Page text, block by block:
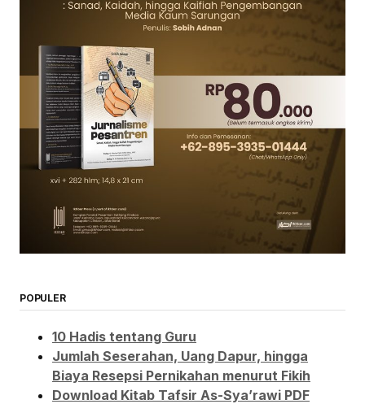
POPULER
10 Hadis tentang Guru
Jumlah Seserahan, Uang Dapur, hingga
Biaya Resepsi Pernikahan menurut Fikih
Download Kitab Tafsir As-Sya’rawi PDF